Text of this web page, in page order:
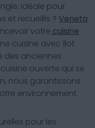
idéale pour
et recueillis ? Veneta
votre cuisine
cuisine avec îlot
des anciennes
ouverte qui se
nous garantissons
environnement.
pour les